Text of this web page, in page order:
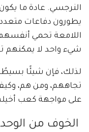
النرجسي. عادة ما
يطورون دفاعات
اللامعة تحمي أنفسهم
شيء واحد لا
لذلك، فإن شيئًا
تجاههم، ومن هم،
على مواجهة كعب
الخوف من